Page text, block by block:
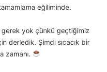
eğiliminde.
gerek yok çünkü geçtiğimiz
derledik. Şimdi sıcacık bir
zamanı.